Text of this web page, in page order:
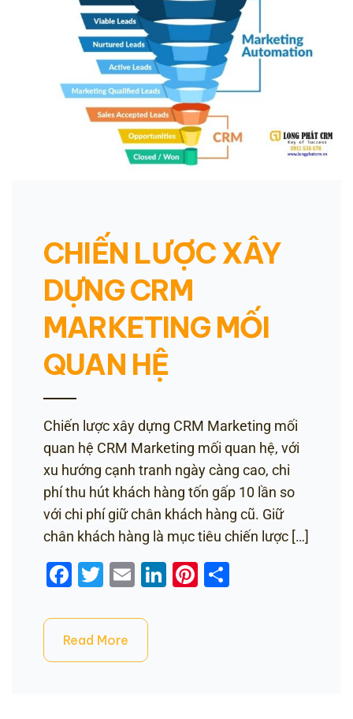
CHIẾN LƯỢC XÂY
DỰNG CRM
MARKETING MỐI
QUAN HỆ
Chiến lược xây dựng CRM Marketing mối
quan hệ CRM Marketing mối quan hệ, với
xu hướng cạnh tranh ngày càng cao, chi
phí thu hút khách hàng tốn gấp 10 lần so
với chi phí giữ chân khách hàng cũ. Giữ
chân khách hàng là mục tiêu chiến lược […]
Facebook
Twitter
EmailLinkedIn
Pinterest
Read More